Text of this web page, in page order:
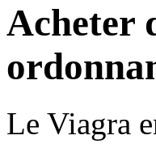
Acheter
Le Viagra